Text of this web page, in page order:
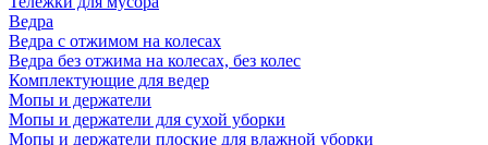
Ведра
Ведра с отжимом на колесах
Ведра без отжима на колесах, без колес
Комплектующие для ведер
Мопы и держатели
Мопы и держатели для сухой уборки
Мопы и держатели плоские для влажной уборки